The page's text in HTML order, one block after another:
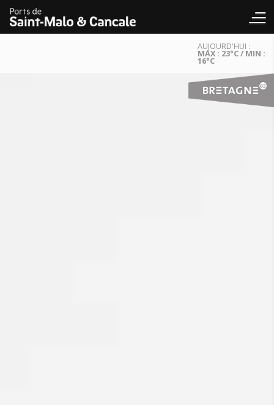
AUJOURD'HUI :
MAX : 23°C / MIN :
16°C